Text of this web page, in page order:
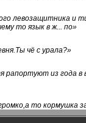
левозащитника
то язык в ж... по»
чё с урала?»
рапортуют из года
то кормушка